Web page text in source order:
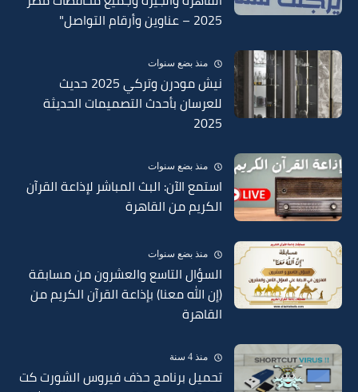
2025 – عناوين وأرقام التواصل"
منذ بضع سنوات
نيش مودرن وتركي 2025 حديث
للعرسان بأحدث التصميمات الحديثة
2025
منذ بضع سنوات
استمع الآن: البث المباشر لإذاعة القرآن
الكريم من القاهرة
منذ بضع سنوات
السؤال التاسع والعشرون من مسابقة
(إن الله معنا) بإذاعة القرآن الكريم من
القاهرة
منذ 4 سنة
تحميل برنامج حذف فيروس الشورت كت